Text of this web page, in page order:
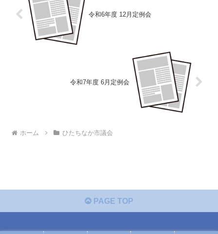
令和6年度 12月定例会
令和7年度 6月定例会
ホーム ひたちなか市議会
PAGE TOP